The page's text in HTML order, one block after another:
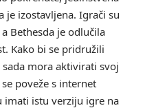
je izostavljena. Igrači su
Bethesda je odlučila
Kako bi se pridružili
mora aktivirati svoj
poveže s internet
imati istu verziju igre na